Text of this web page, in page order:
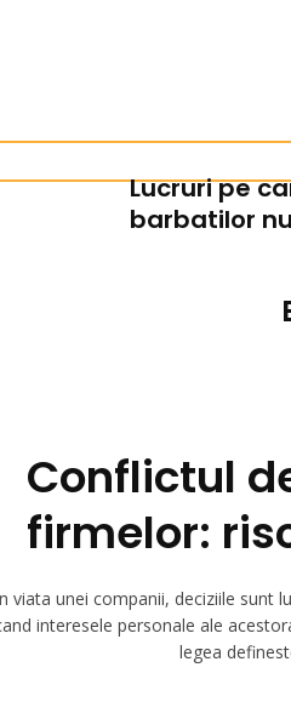
Lucruri pe
barbatilor
Conflictul
firmelor:
viata unei companii, deciziile sunt
interesele personale ale
legea